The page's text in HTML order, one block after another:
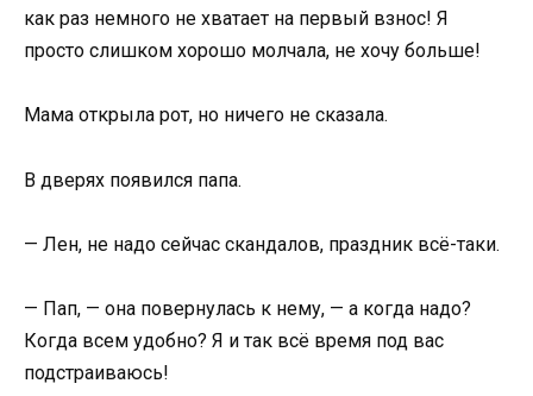
как раз немного не хватает на первый взнос! Я
просто слишком хорошо молчала, не хочу больше!
Мама открыла рот, но ничего не сказала.
В дверях появился папа.
— Лен, не надо сейчас скандалов, праздник всё-таки.
— Пап, — она повернулась к нему, — а когда надо?
Когда всем удобно? Я и так всё время под вас
подстраиваюсь!